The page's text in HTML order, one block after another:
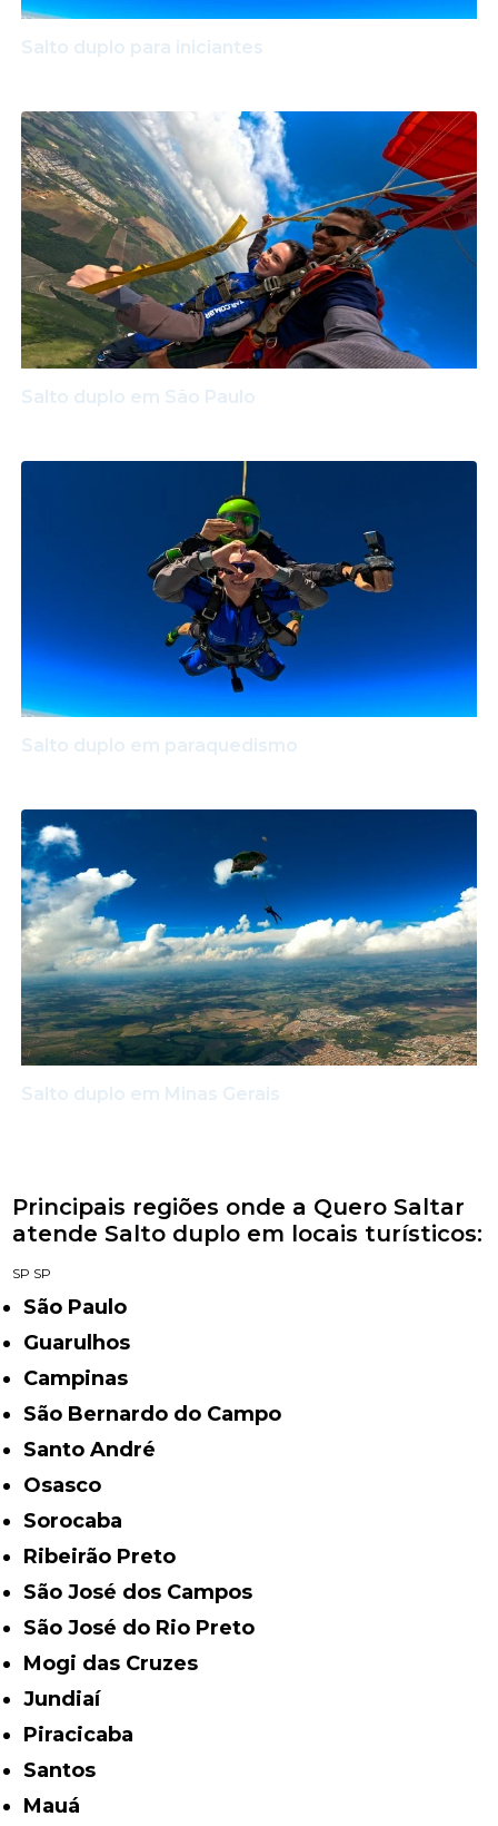
Salto duplo para iniciantes
Salto duplo em São Paulo
Salto duplo em paraquedismo
Salto duplo em Minas Gerais
Principais regiões onde a Quero Saltar
atende Salto duplo em locais turísticos:
SP SP
São Paulo
Guarulhos
Campinas
São Bernardo do Campo
Santo André
Osasco
Sorocaba
Ribeirão Preto
São José dos Campos
São José do Rio Preto
Mogi das Cruzes
Jundiaí
Piracicaba
Santos
Mauá